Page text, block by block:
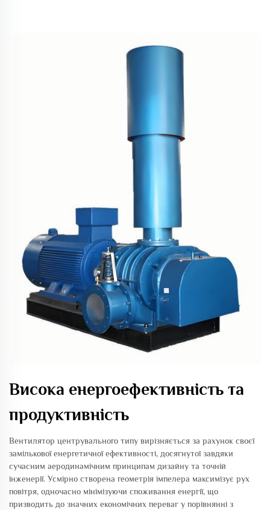
Висока енергоефективність та
продуктивність
Вентилятор центрувального типу вирізняється за рахунок своєї
замількової енергетичної ефективності, досягнутої завдяки
сучасним аеродинамічним принципам дизайну та точній
інженерії. Усмірно створена геометрія імпелера максимізує рух
повітря, одночасно мінімізуючи споживання енергії, що
призводить до значних економічних переваг у порівнянні з